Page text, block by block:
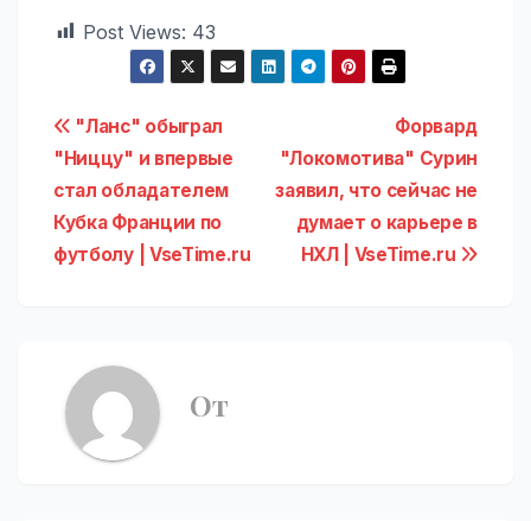
Post Views: 43
Навигация
по
записям
Форвард
"Локомотива" Сурин
заявил, что сейчас не
думает о карьере в
НХЛ | VseTime.ru
"Ланс" обыграл
"Ниццу" и впервые
стал обладателем
Кубка Франции по
футболу | VseTime.ru
От